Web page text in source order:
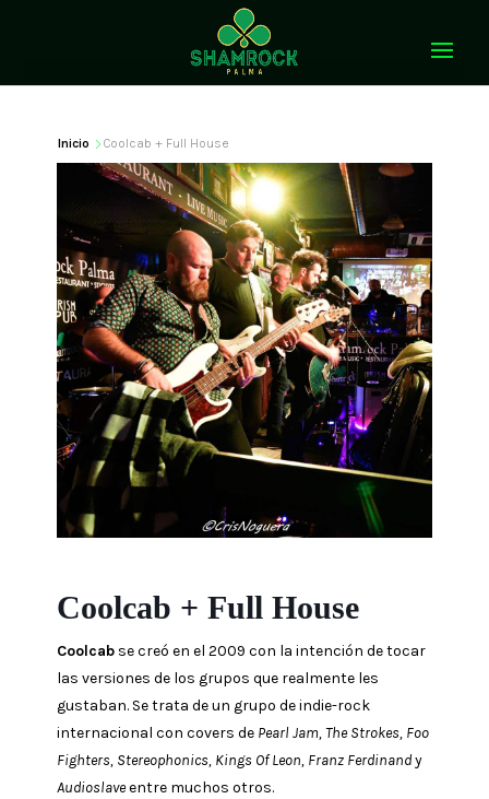
Inicio Coolcab + Full House
Coolcab + Full House
Coolcab se creó en el 2009 con la intención de tocar
las versiones de los grupos que realmente les
gustaban. Se trata de un grupo de indie-rock
internacional con covers de Pearl Jam, The Strokes, Foo
Fighters, Stereophonics, Kings Of Leon, Franz Ferdinandy
Audioslaveentre muchos otros.